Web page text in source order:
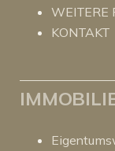
WEITERE
KONTAKT